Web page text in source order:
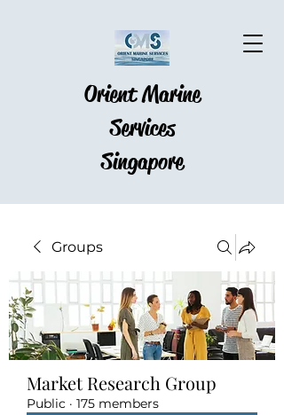
Orient Marine
Services
Singapore
Groups
Market Research Group
Public · 175 members